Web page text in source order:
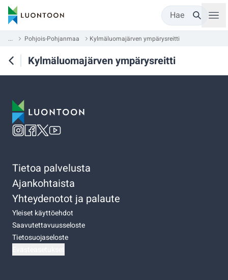
Hae
... Pohjois-Pohjanmaa Kylmäluomajärven ympärysreitti
Kylmäluomajärven ympärysreitti
Tietoa palvelusta
Ajankohtaista
Yhteydenotot ja palaute
Yleiset käyttöehdot
Saavutettavuusseloste
Tietosuojaseloste